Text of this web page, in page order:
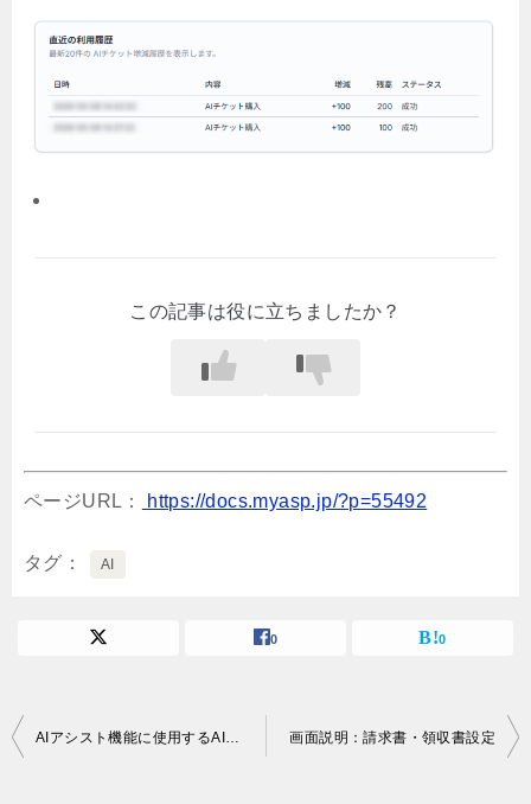
この記事は役に立ちましたか？
ページURL： https://docs.myasp.jp/?p=55492
タグ AI
0 0
投
AIアシスト機能に使用するAIチケットの購入方法を教えてください 画面説明：請求書・領収書設定